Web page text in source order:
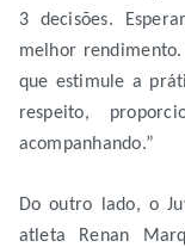
3 decisões.
melhor
que estimule a
respeito,
acompanhando.”
Do outro lado, o
atleta Renan